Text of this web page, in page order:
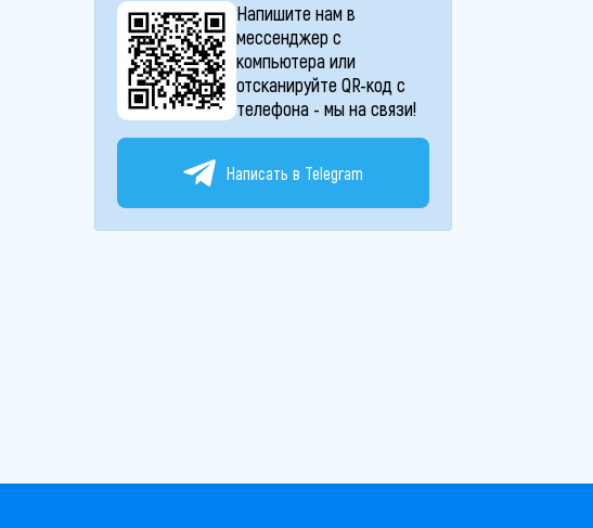
Напишите нам в
мессенджер с
компьютера или
отсканируйте QR-код с
телефона - мы на связи!
Написать в Telegram